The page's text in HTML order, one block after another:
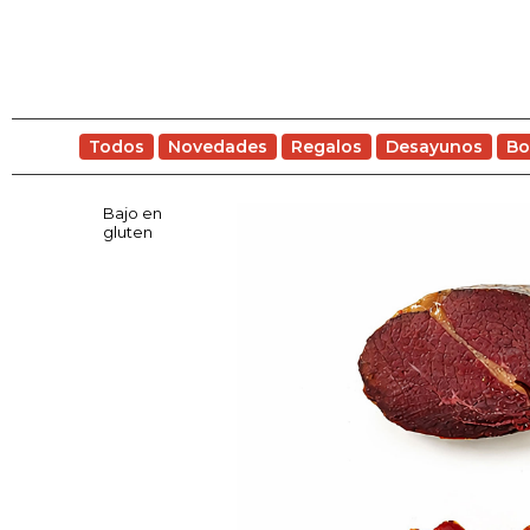
Todos Novedades Regalos Desayunos
Bajo en
gluten